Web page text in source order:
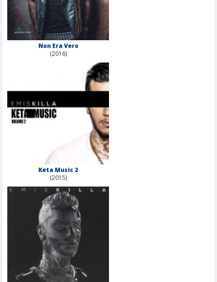
Non Era Vero
(2016)
Keta Music 2
(2015)